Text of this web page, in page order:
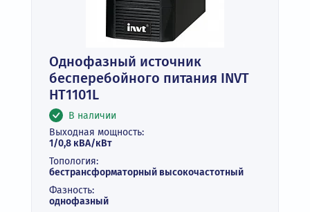
Однофазный источник
бесперебойного питания INVT
HT1101L
В наличии
Выходная мощность:
1/0,8 кВА/кВт
Топология:
бестрансформаторный высокочастотный
Фазность:
однофазный